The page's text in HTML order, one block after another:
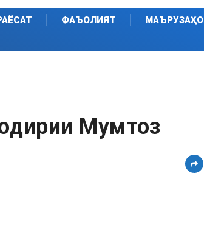
ФАЪОЛИЯТ МАЪРУЗАҲО
Мумтоз